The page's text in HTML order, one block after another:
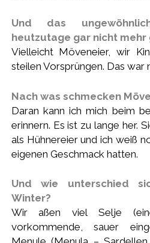
Und das
heutzutage gar nicht mehr
Vielleicht Möveneier, wir
steilen Vorsprüngen. Das war
Nach was schmecken
Daran kann ich mich beim
erinnern. Es ist zu lange her.
als Hühnereier und ich weiß
eigenen Geschmack hatten.
Und wie unterschied
Winter?
Wir aßen viel Selje
vorkommende, sauer